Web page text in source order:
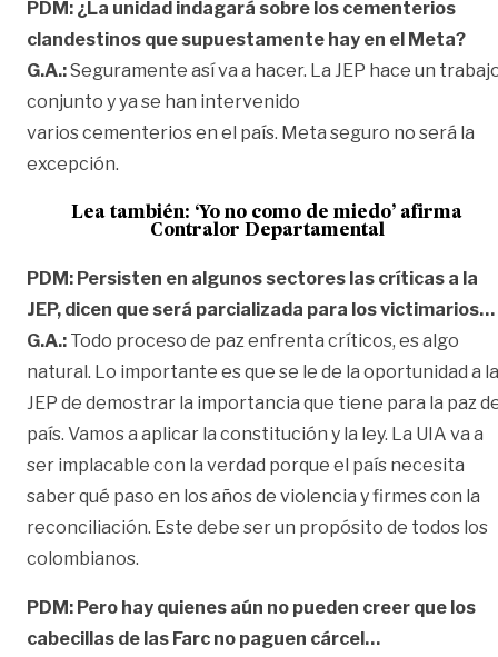
PDM: ¿La unidad indagará sobre los cementerios
clandestinos que supuestamente hay en el Meta?
G.A.:Seguramente así va a hacer. La JEP hace un
conjunto y ya se han intervenido
varios cementerios en el país. Meta seguro no será la
excepción.
Lea también: ‘Yo no como de miedo’ afirma
Contralor Departamental
PDM: Persisten en algunos sectores las críticas a la
JEP, dicen que será parcializada para los victimarios…
G.A.: Todo proceso de paz enfrenta críticos, es algo
natural. Lo importante es que se le de la oportunidad a la
JEP de demostrar la importancia que tiene para la paz
país. Vamos a aplicar la constitución y la ley. La UIA va a
ser implacable con la verdad porque el país necesita
saber qué paso en los años de violencia y firmes con la
reconciliación. Este debe ser un propósito de todos los
colombianos.
PDM: Pero hay quienes aún no pueden creer que los
cabecillas de las Farc no paguen cárcel…